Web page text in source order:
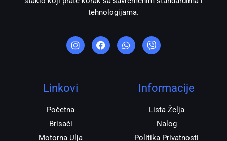
tehnologijama.
n
s
t
r
a
a
c
e
h
a
t
i
b
e
Linkovi
Početna
Brisači
Motorna Ulja
Informacije
Lista Želja
Nalog
Politika Privatnosti